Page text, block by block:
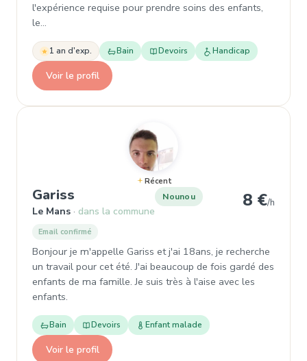
l'expérience requise pour prendre soins des enfants,
le…
1 an d'exp. Bain Devoirs Handicap
Voir le profil
Récent
Gariss , Nounou à Le Mans
Le Mans dans la commune
Nounou 8 €/h
Email confirmé
Bonjour je m'appelle Gariss et j'ai 18ans, je recherche
un travail pour cet été. J'ai beaucoup de fois gardé des
enfants de ma famille. Je suis très à l'aise avec les
enfants.
Bain Devoirs Enfant malade
Voir le profil